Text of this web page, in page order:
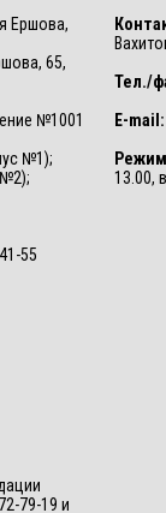
Ершова,
65,
№1001
№1);
55
79-19 и
Тел./
E-mail:
13.00,